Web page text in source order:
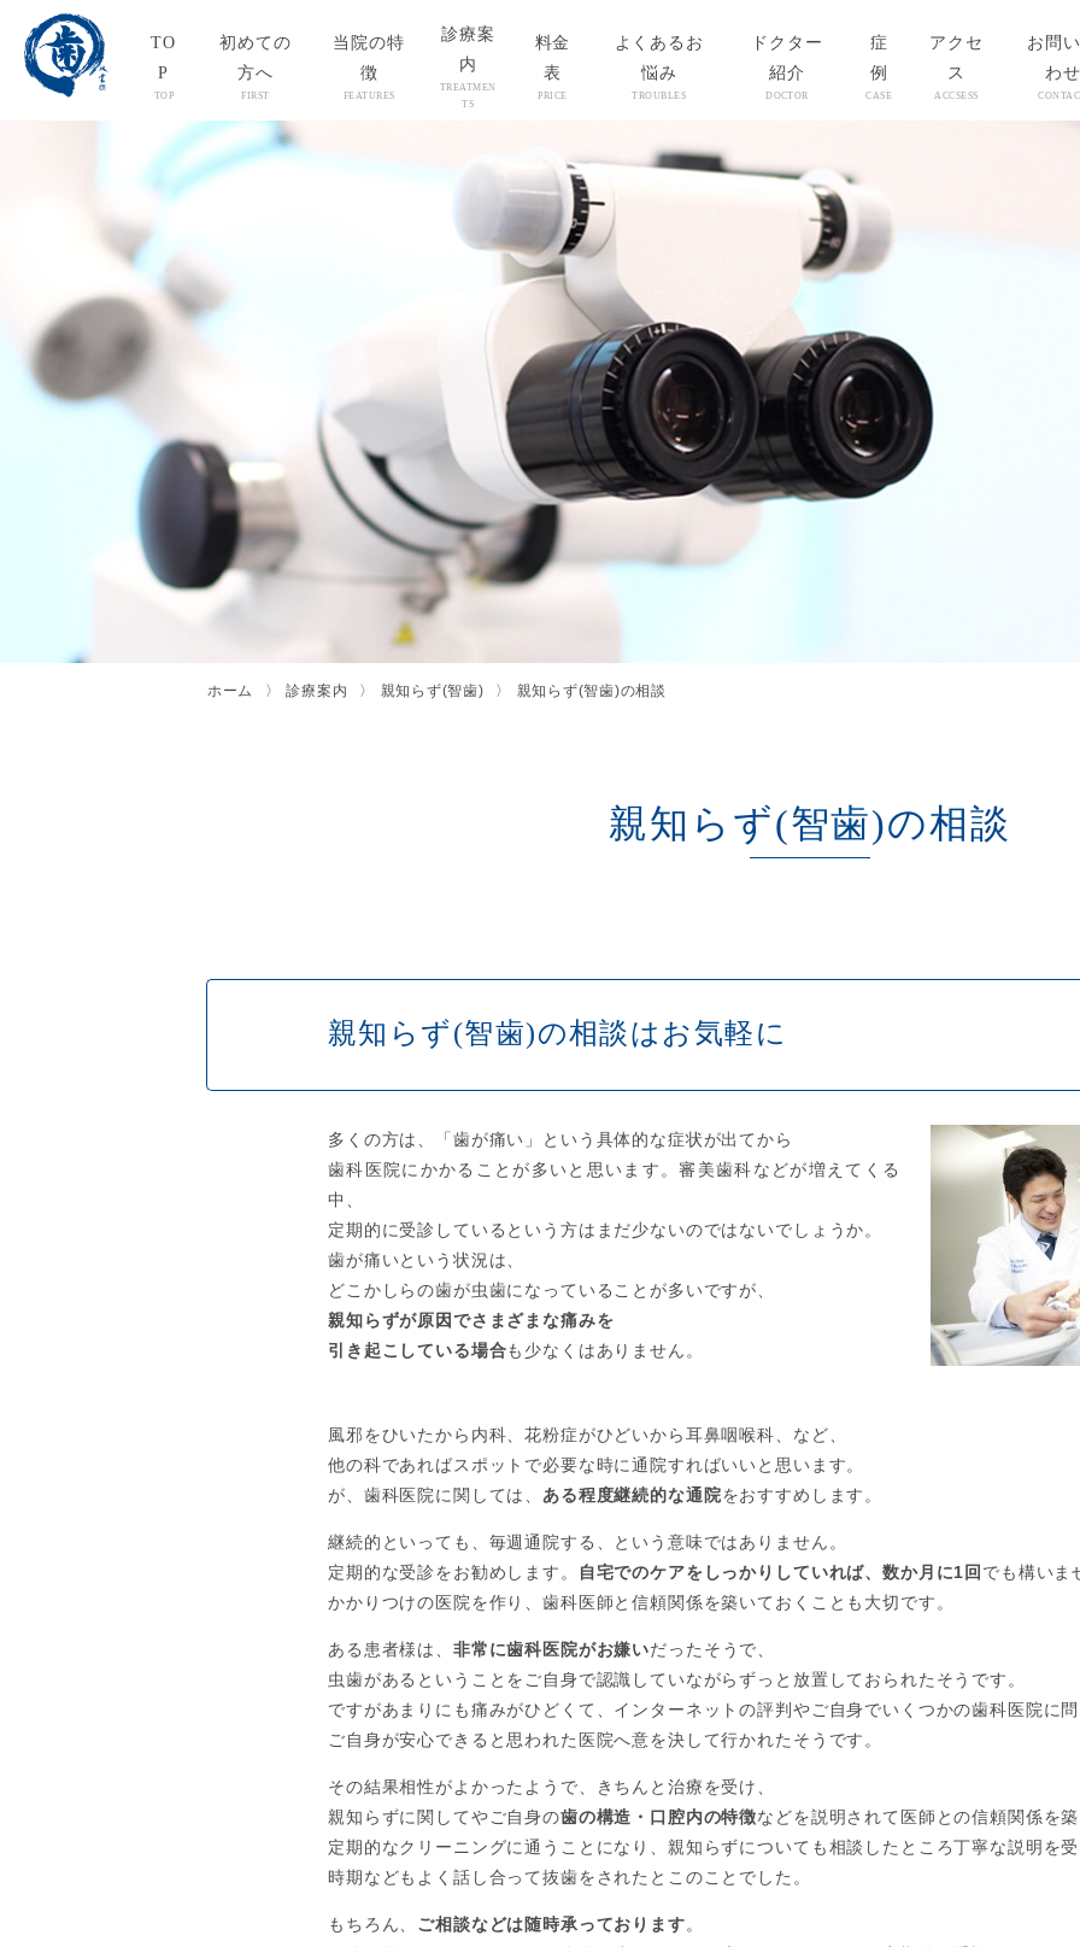
TO
P
TOP
初めての
方へ
FIRST
当院の特
徴
FEATURES
診療案
内
TREATMEN
TS
料金
表
PRICE
よくあるお
悩み
TROUBLES
ドクター
紹介
DOCTOR
症
例
CASE
アクセ
ス
ACCSESS
お問
わせ
ホーム 診療案内 親知らず(智歯) 親知らず(智歯)の相談
親知らず(智歯)の相談
親知らず(智歯)の相談はお気軽に
多くの方は、「歯が痛い」という具体的な症状が出てから
歯科医院にかかることが多いと思います。審美歯科などが増えてくる
中、
定期的に受診しているという方はまだ少ないのではないでしょうか。
歯が痛いという状況は、
どこかしらの歯が虫歯になっていることが多いですが、
親知らずが原因でさまざまな痛みを
引き起こしている場合も少なくはありません。
風邪をひいたから内科、花粉症がひどいから耳鼻咽喉科、など、
他の科であればスポットで必要な時に通院すればいいと思います。
が、歯科医院に関しては、 ある程度継続的な通院をおすすめします。
継続的といっても、毎週通院する、という意味ではありません。
定期的な受診をお勧めします。
自宅でのケアをしっかりしていれば、数か月に1回 でも構いま
かかりつけの医院を作り、歯科医師と信頼関係を築いておくことも大切です。
ある患者様は、 非常に歯科医院がお嫌いだったそうで、
虫歯があるということをご自身で認識していながらずっと放置しておられたそうです。
ですがあまりにも痛みがひどくて、インターネットの評判やご自身でいくつかの歯科医院に
ご自身が安心できると思われた医院へ意を決して行かれたそうです。
その結果相性がよかったようで、きちんと治療を受け、
親知らずに関してやご自身の歯の構造・口腔内の特徴などを説明されて医師との信頼関係を
定期的なクリーニングに通うことになり、親知らずについても相談したところ丁寧な説明を
時期などもよく話し合って抜歯をされたとこのことでした。
もちろん、 ご相談などは随時承っております。